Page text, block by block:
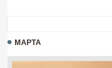
МАРТА